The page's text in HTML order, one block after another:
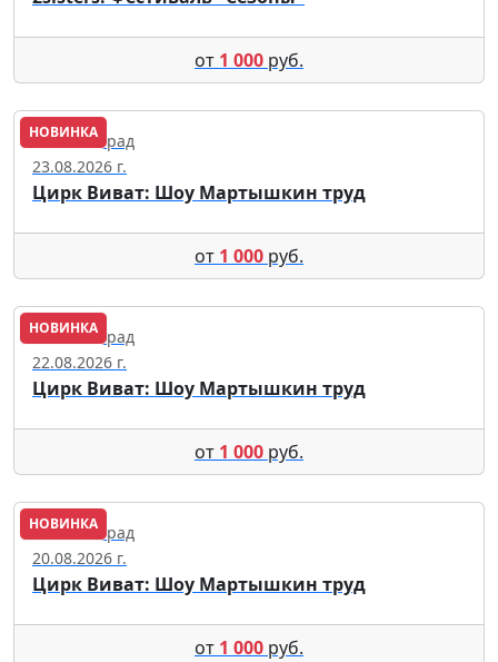
от 1 000 руб.
НОВИНКА
Калининград
23.08.2026 г.
Цирк Виват: Шоу Мартышкин труд
от 1 000 руб.
НОВИНКА
Калининград
22.08.2026 г.
Цирк Виват: Шоу Мартышкин труд
от 1 000 руб.
НОВИНКА
Калининград
20.08.2026 г.
Цирк Виват: Шоу Мартышкин труд
от 1 000 руб.